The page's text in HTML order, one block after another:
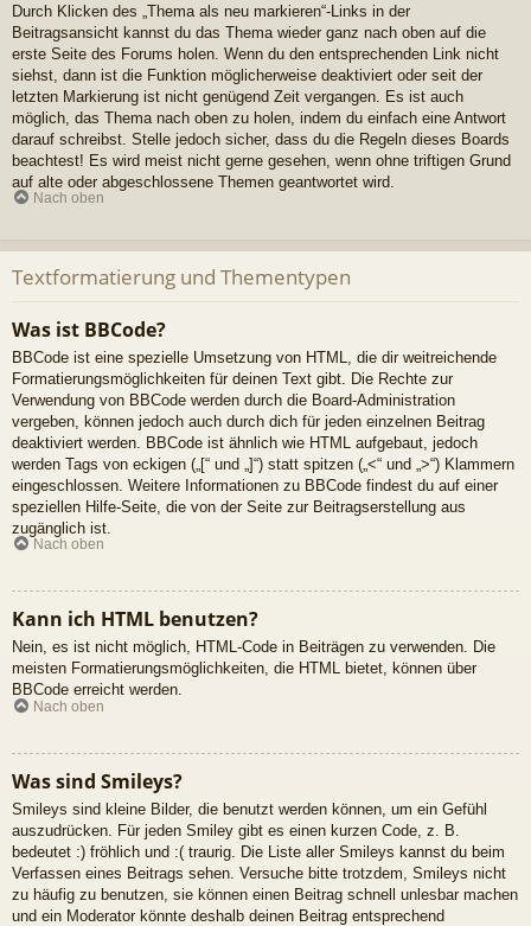
Durch Klicken des „Thema als neu markieren“-Links in der
Beitragsansicht kannst du das Thema wieder ganz nach oben auf die
erste Seite des Forums holen. Wenn du den entsprechenden Link nicht
siehst, dann ist die Funktion möglicherweise deaktiviert oder seit der
letzten Markierung ist nicht genügend Zeit vergangen. Es ist auch
möglich, das Thema nach oben zu holen, indem du einfach eine Antwort
darauf schreibst. Stelle jedoch sicher, dass du die Regeln dieses Boards
beachtest! Es wird meist nicht gerne gesehen, wenn ohne triftigen Grund
auf alte oder abgeschlossene Themen geantwortet wird.
Nach oben
Textformatierung und Thementypen
Was ist BBCode?
BBCode ist eine spezielle Umsetzung von HTML, die dir weitreichende
Formatierungsmöglichkeiten für deinen Text gibt. Die Rechte zur
Verwendung von BBCode werden durch die Board-Administration
vergeben, können jedoch auch durch dich für jeden einzelnen Beitrag
deaktiviert werden. BBCode ist ähnlich wie HTML aufgebaut, jedoch
werden Tags von eckigen („[“ und „]“) statt spitzen („<“ und „>“) Klammern
eingeschlossen. Weitere Informationen zu BBCode findest du auf einer
speziellen Hilfe-Seite, die von der Seite zur Beitragserstellung aus
zugänglich ist.
Nach oben
Kann ich HTML benutzen?
Nein, es ist nicht möglich, HTML-Code in Beiträgen zu verwenden. Die
meisten Formatierungsmöglichkeiten, die HTML bietet, können über
BBCode erreicht werden.
Nach oben
Was sind Smileys?
Smileys sind kleine Bilder, die benutzt werden können, um ein Gefühl
auszudrücken. Für jeden Smiley gibt es einen kurzen Code, z. B.
bedeutet :) fröhlich und :( traurig. Die Liste aller Smileys kannst du beim
Verfassen eines Beitrags sehen. Versuche bitte trotzdem, Smileys nicht
zu häufig zu benutzen, sie können einen Beitrag schnell unlesbar machen
und ein Moderator könnte deshalb deinen Beitrag entsprechend